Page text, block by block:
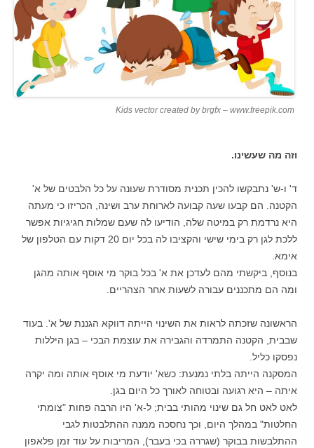
Kids vector created by brgfx – www.freepik.com
וזה מה שעשינו.
ד' ו-ש' נתבקשו להכין תכנית מסודרת שעונה על כל הלבטים של א'
הקטנה. הם קבעו שעה קבועה לארוחת ערב ושינה, הכריזו כי מעתה
היא נרדמת רק במיטה שלה, הודיעו לה שעם שמלות חגיגיות אפשר
ללכת לגן רק בימי שישי והקציבו לה בכל יום 20 דקות עם הטלפון של
אימא.
בנוסף, ביקשתי מהם לעדכן את א' בכל בוקר מי אוסף אותה מהגן
ומה הם מתכננים עבורה לשעות אחר הצהריים.
הראשונה שזכתה לראות את השינוי הייתה דווקא הגננת של א'. בעוד
שבבית, הקטנה התמרדה והגבירה את עוצמת הבכי – בגן היללות
נפסקו כליל.
המסקנה הייתה בלתי נמנעת: כשא' יודעת מי אוסף אותה ומה יקרה
איתה – היא רגועה ובטוחה לאורך כל היום בגן.
לאט לאט חל גם שינוי מהותי בבית; ל-א' היו הרבה פחות "צומתי
החלטות" במהלך היום, וכך נחסכה ממנה ההתלבטות לגבי
ההתלבשות בבוקר (שגררה בכי בעבר), המריבות על עוד זמן פלאפון